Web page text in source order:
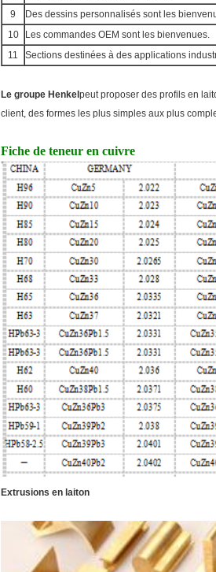
9
Des dessins personnalisés sont les
10
Les commandes OEM sont les bienvenues.
11
Sections destinées à des applications
Le groupe Henkel peut proposer des profils en
client, des formes les plus simples aux plus
Fiche de teneur en cuivre
Extrusions en laiton